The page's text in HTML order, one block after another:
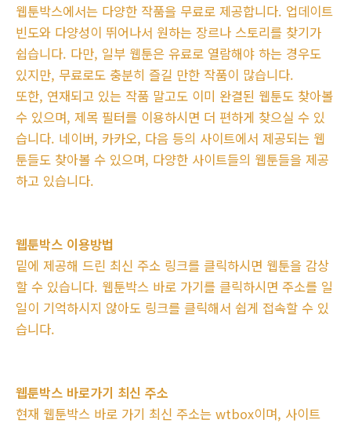
웹툰박스에서는 다양한 작품을 무료로 제공합니다. 업데이트
빈도와 다양성이 뛰어나서 원하는 장르나 스토리를 찾기가
쉽습니다. 다만, 일부 웹툰은 유료로 열람해야 하는 경우도
있지만, 무료로도 충분히 즐길 만한 작품이 많습니다.
또한, 연재되고 있는 작품 말고도 이미 완결된 웹툰도 찾아볼
수 있으며, 제목 필터를 이용하시면 더 편하게 찾으실 수 있
습니다. 네이버, 카카오, 다음 등의 사이트에서 제공되는 웹
툰들도 찾아볼 수 있으며, 다양한 사이트들의 웹툰들을 제공
하고 있습니다.
웹툰박스 이용방법
밑에 제공해 드린 최신 주소 링크를 클릭하시면 웹툰을 감상
할 수 있습니다. 웹툰박스 바로 가기를 클릭하시면 주소를 일
일이 기억하시지 않아도 링크를 클릭해서 쉽게 접속할 수 있
습니다.
웹툰박스 바로가기 최신 주소
현재 웹툰박스 바로 가기 최신 주소는 wtbox이며, 사이트